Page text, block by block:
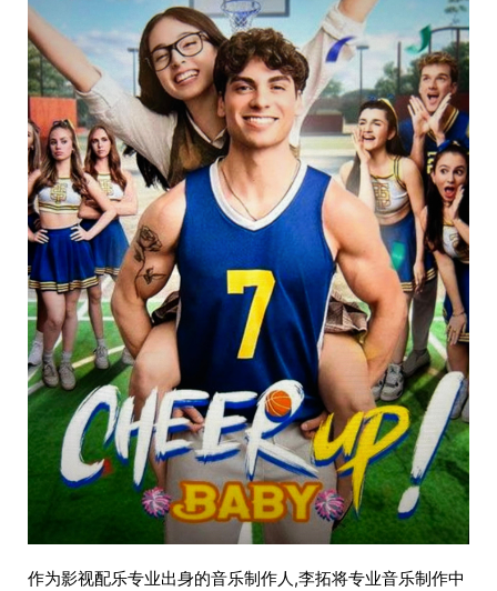
作为影视配乐专业出身的音乐制作人,李拓将专业音乐制作中